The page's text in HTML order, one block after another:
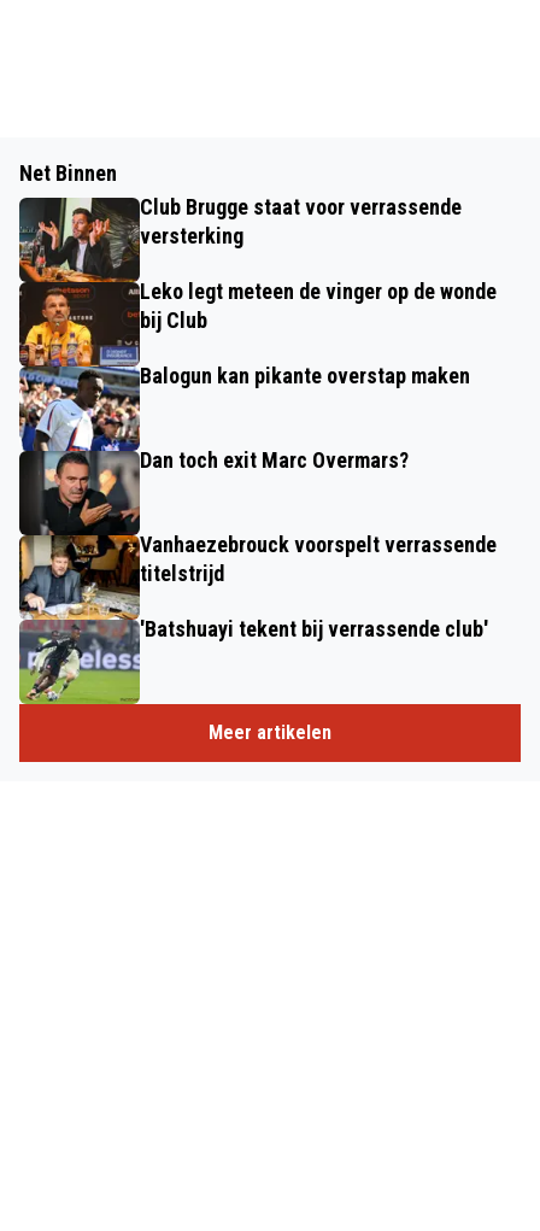
Net Binnen
Club Brugge staat voor verrassende
versterking
Leko legt meteen de vinger op de wonde
bij Club
Balogun kan pikante overstap maken
Dan toch exit Marc Overmars?
Vanhaezebrouck voorspelt verrassende
titelstrijd
'Batshuayi tekent bij verrassende club'
Meer artikelen